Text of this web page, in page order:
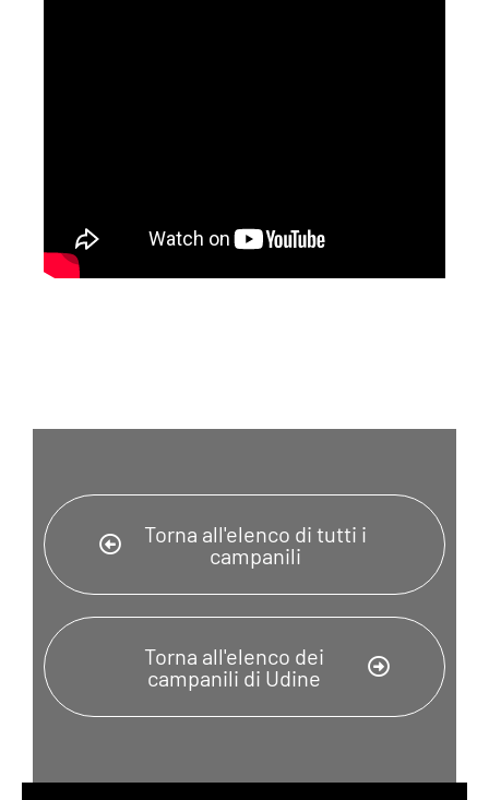
Torna all'elenco di tutti i
campanili
Torna all'elenco dei
campanili di Udine